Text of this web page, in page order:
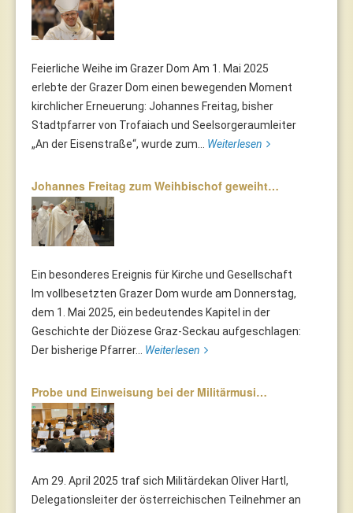
Feierliche Weihe im Grazer Dom Am 1. Mai 2025
erlebte der Grazer Dom einen bewegenden Moment
kirchlicher Erneuerung: Johannes Freitag, bisher
Stadtpfarrer von Trofaiach und Seelsorgeraumleiter
„An der Eisenstraße“, wurde zum... Weiterlesen
Johannes Freitag zum Weihbischof geweiht…
Ein besonderes Ereignis für Kirche und Gesellschaft
Im vollbesetzten Grazer Dom wurde am Donnerstag,
dem 1. Mai 2025, ein bedeutendes Kapitel in der
Geschichte der Diözese Graz-Seckau aufgeschlagen:
Der bisherige Pfarrer... Weiterlesen
Probe und Einweisung bei der Militärmusi…
Am 29. April 2025 traf sich Militärdekan Oliver Hartl,
Delegationsleiter der österreichischen Teilnehmer an